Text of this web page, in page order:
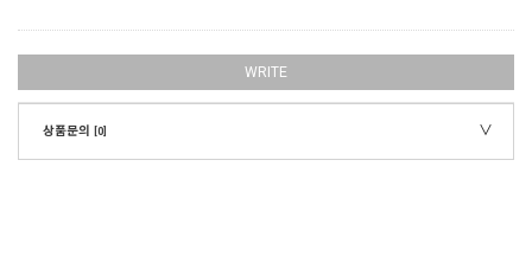
WRITE
상품문의 [0]